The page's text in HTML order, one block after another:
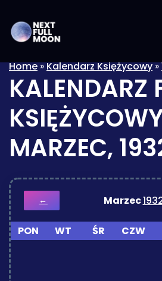
Home»Kalendarz Księżycowy»
KALENDARZ
MARZEC,
← Marzec
PON WT ŚR CZW